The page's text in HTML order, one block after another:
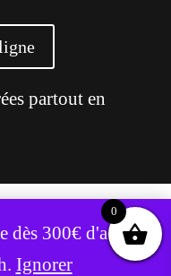
dès 300€ d'achat,
Ignorer
partout en
votre expérience.
0